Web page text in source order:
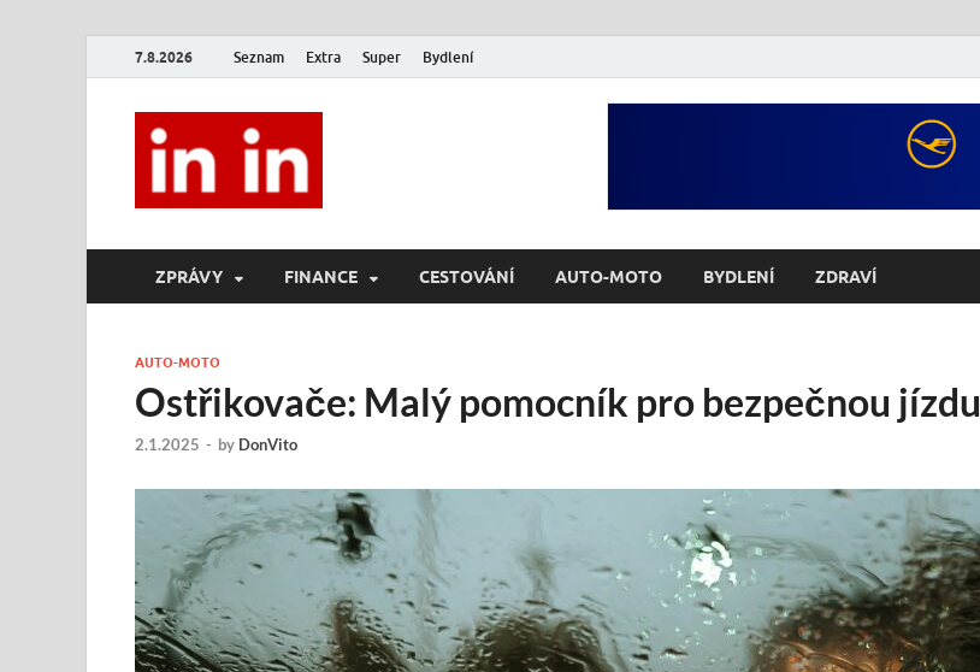
7.8.2026 Seznam Extra Super Bydlení
ZPRÁVY FINANCE CESTOVÁNÍ AUTO-MOTO BYDLENÍ ZDRAVÍ
AUTO-MOTO
Ostřikovače: Malý pomocník pro bezpečnou jízdu
2.1.2025 - by DonVito